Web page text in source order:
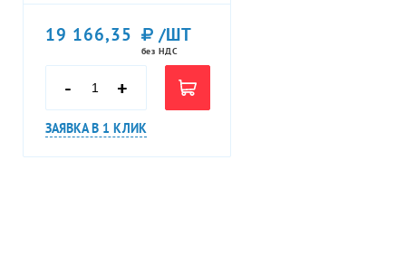
19 166,35 /ШТ
без НДС
- +
ЗАЯВКА В 1 КЛИК